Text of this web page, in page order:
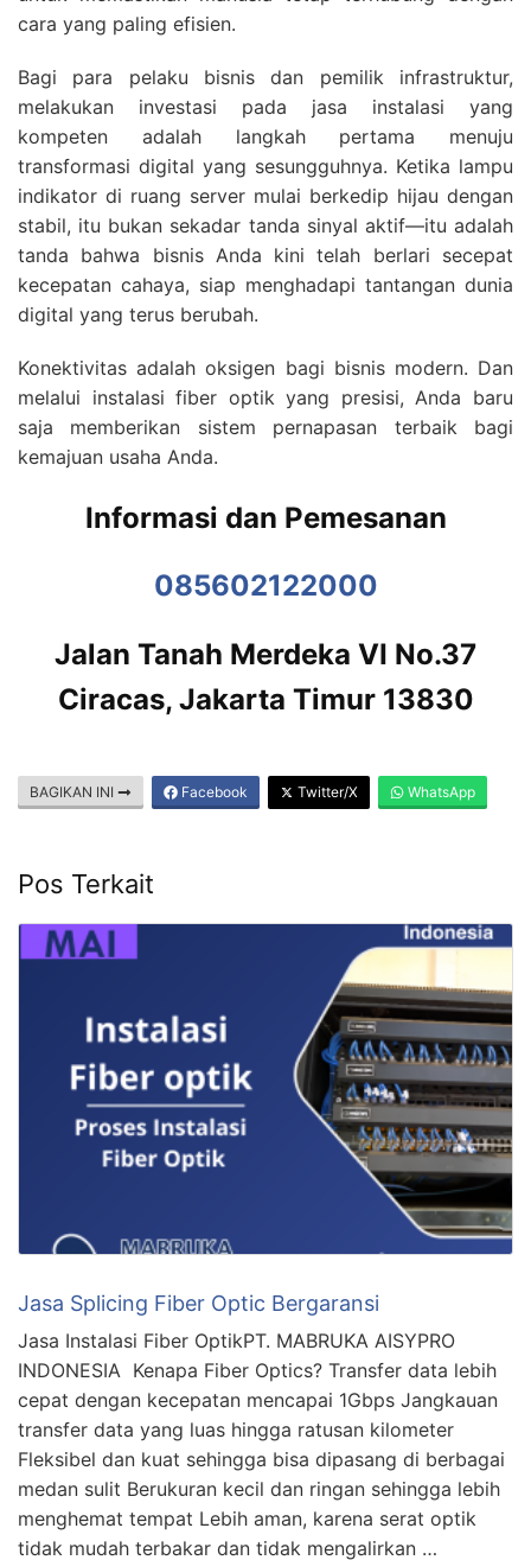
cara yang paling efisien.
Bagi para pelaku bisnis dan pemilik infrastruktur,
melakukan investasi pada jasa instalasi yang
kompeten adalah langkah pertama menuju
transformasi digital yang sesungguhnya. Ketika lampu
indikator di ruang server mulai berkedip hijau dengan
stabil, itu bukan sekadar tanda sinyal aktif—itu adalah
tanda bahwa bisnis Anda kini telah berlari secepat
kecepatan cahaya, siap menghadapi tantangan dunia
digital yang terus berubah.
Konektivitas adalah oksigen bagi bisnis modern. Dan
melalui instalasi fiber optik yang presisi, Anda baru
saja memberikan sistem pernapasan terbaik bagi
kemajuan usaha Anda.
Informasi dan Pemesanan
085602122000
Jalan Tanah Merdeka VI No.37
Ciracas, Jakarta Timur 13830
BAGIKAN INI Facebook Twitter/X WhatsApp
Pos Terkait
Jasa Splicing Fiber Optic Bergaransi
Jasa Instalasi Fiber OptikPT. MABRUKA AISYPRO
INDONESIA Kenapa Fiber Optics? Transfer data lebih
cepat dengan kecepatan mencapai 1Gbps Jangkauan
transfer data yang luas hingga ratusan kilometer
Fleksibel dan kuat sehingga bisa dipasang di berbagai
medan sulit Berukuran kecil dan ringan sehingga lebih
menghemat tempat Lebih aman, karena serat optik
tidak mudah terbakar dan tidak mengalirkan …